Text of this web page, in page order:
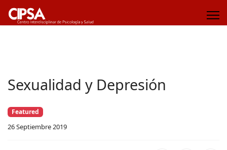
Sexualidad y Depresión
Featured
26 Septiembre 2019